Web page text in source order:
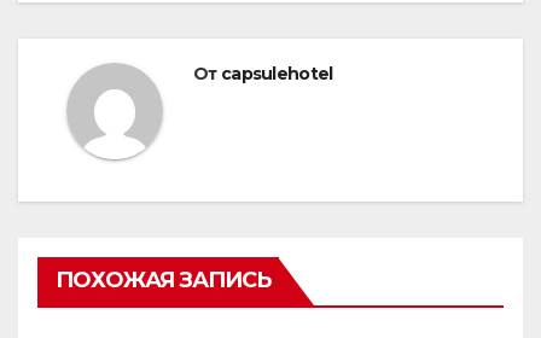
От capsulehotel
ПОХОЖАЯ ЗАПИСЬ